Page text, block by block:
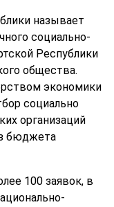
называет
социально-
Республики
общества.
экономики
социально
организаций
бюджета
100 заявок, в